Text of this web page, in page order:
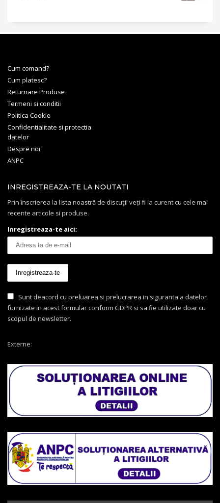
Cum comand?
Cum platesc?
Returnare Produse
Termeni si conditii
Politica Cookie
Confidentialitate si protectia
datelor
Despre noi
ANPC
INREGISTREAZA-TE LA NOUTATI
Prin înscrierea la lista noastră de discuții veți fi la curent cu cele mai
recente articole si produse.
Inregistreaza-te aici:
Sunt deacord cu preluarea si prelucrarea in siguranta a datelor
furnizate in acest formular conform GDPR si sa fie utilizate doar cu
scopul de newsletter.
Externe: